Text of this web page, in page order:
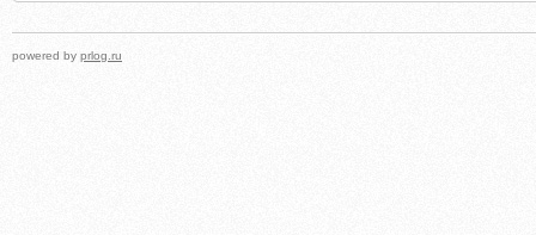
powered by prlog.ru